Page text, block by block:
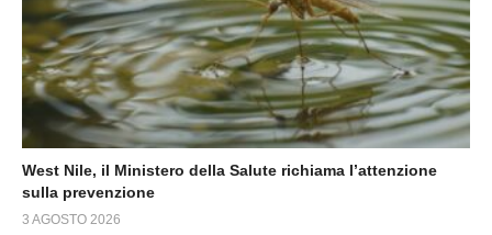
West Nile, il Ministero della Salute richiama l’attenzione
sulla prevenzione
3 AGOSTO 2026